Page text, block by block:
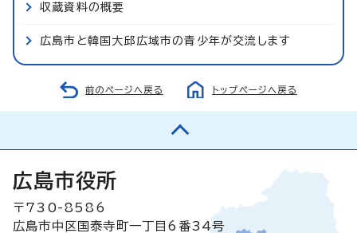
収蔵資料の概要
広島市と韓国大邱広域市の青少年が交流します
前のページへ戻る トップページへ戻る
広島市役所
〒730-8586
広島市中区国泰寺町一丁目6番34号